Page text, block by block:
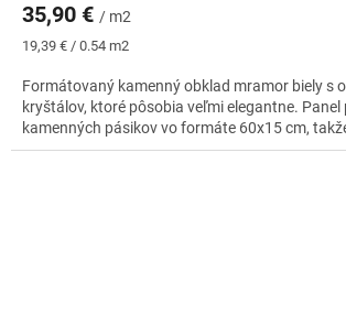
35,90 € / m2
Jednotková
19,39 € / 0.54 m2
Formátovaný kamenný obklad mramor biely s
kryštálov, ktoré pôsobia veľmi elegantne.
kamenných pásikov vo formáte 60x15 cm,